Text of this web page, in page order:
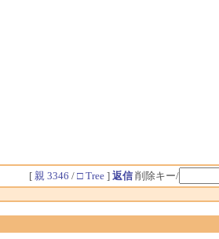
[ 親 3346 / □ Tree] 返信 削除キー/